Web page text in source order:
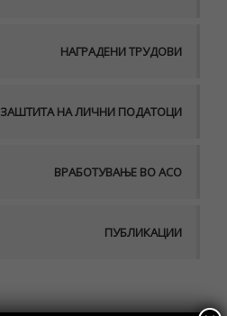
НАГРАДЕНИ ТРУДОВИ
ЗАШТИТА НА ЛИЧНИ ПОДАТОЦИ
ВРАБОТУВАЊЕ ВО АСО
ПУБЛИКАЦИИ